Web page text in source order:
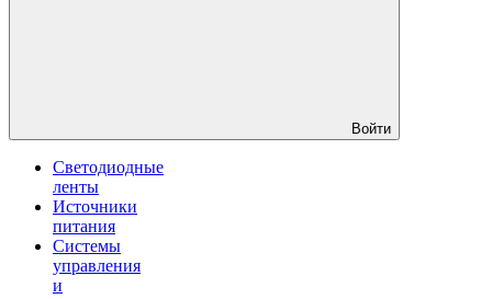
Войти
Светодиодные
ленты
Источники
питания
Системы
управления
и